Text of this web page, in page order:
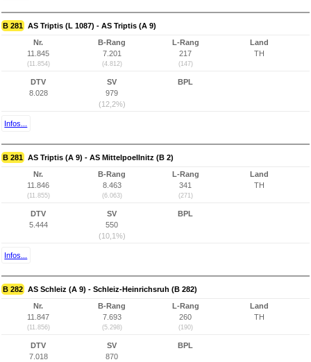
B 281 AS Triptis (L 1087) - AS Triptis (A 9)
Nr.
11.845
(11.854)
B-Rang
7.201
(4.812)
L-Rang
217
(147)
Land
TH
DTV
8.028
SV
979
(12,2%)
BPL
Infos...
B 281 AS Triptis (A 9) - AS Mittelpoellnitz (B 2)
Nr.
11.846
(11.855)
B-Rang
8.463
(6.063)
L-Rang
341
(271)
Land
TH
DTV
5.444
SV
550
(10,1%)
BPL
Infos...
B 282 AS Schleiz (A 9) - Schleiz-Heinrichsruh (B 282)
Nr.
11.847
(11.856)
B-Rang
7.693
(5.298)
L-Rang
260
(190)
Land
TH
DTV
7.018
SV
870
BPL